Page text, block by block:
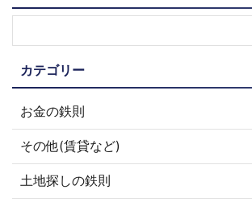
カテゴリー
お金の鉄則
その他(賃貸など)
土地探しの鉄則